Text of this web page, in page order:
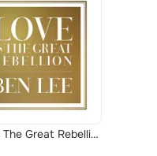
Love Is The Great Rebellion